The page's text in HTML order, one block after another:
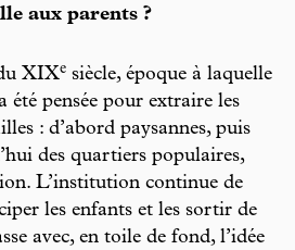
aux parents ?
XIXe siècle, époque à laquelle
été pensée pour extraire les
: d’abord paysannes, puis
des quartiers populaires,
L’institution continue de
les enfants et les sortir de
avec, en toile de fond, l’idée